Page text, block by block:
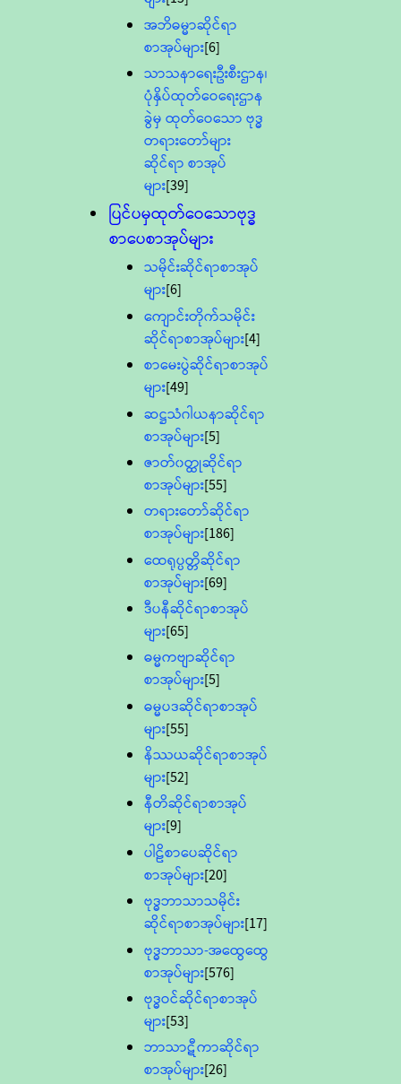
အဘိဓမ္မာဆိုင်ရာ
စာအုပ်များ[6]
သာသနာရေးဦးစီးဌာန၊
ပုံနှိပ်ထုတ်ဝေရေးဌာန
ခွဲမှ ထုတ်ဝေသော ဗုဒ္ဓ
တရားတော်များ
ဆိုင်ရာ စာအုပ်
များ[39]
ပြင်ပမှထုတ်ဝေသောဗုဒ္ဓ
စာပေစာအုပ်များ
သမိုင်းဆိုင်ရာစာအုပ်
များ[6]
ကျောင်းတိုက်သမိုင်း
ဆိုင်ရာစာအုပ်များ[4]
စာမေးပွဲဆိုင်ရာစာအုပ်
များ[49]
ဆဋ္ဌသံဂါယနာဆိုင်ရာ
စာအုပ်များ[5]
ဇာတ်၀တ္ထုဆိုင်ရာ
စာအုပ်များ[55]
တရားတော်ဆိုင်ရာ
စာအုပ်များ[186]
ထေရုပ္ပတ္တိဆိုင်ရာ
စာအုပ်များ[69]
ဒီပနီဆိုင်ရာစာအုပ်
များ[65]
ဓမ္မကဗျာဆိုင်ရာ
စာအုပ်များ[5]
ဓမ္မပဒဆိုင်ရာစာအုပ်
များ[55]
နိဿယဆိုင်ရာစာအုပ်
များ[52]
နီတိဆိုင်ရာစာအုပ်
များ[9]
ပါဠိစာပေဆိုင်ရာ
စာအုပ်များ[20]
ဗုဒ္ဓဘာသာသမိုင်း
ဆိုင်ရာစာအုပ်များ[17]
ဗုဒ္ဓဘာသာ-အထွေထွေ
စာအုပ်များ[576]
ဗုဒ္ဓဝင်ဆိုင်ရာစာအုပ်
များ[53]
ဘာသာဋီကာဆိုင်ရာ
စာအုပ်များ[26]